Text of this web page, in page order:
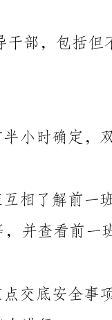
1.交接班记录应详细记录交接班的时间、地点、双方姓名、班次
1.交接班时间：交接班时间应提前半小时确定，双方应按时准时
况，包括产量、水文情况、异常情况等，并查看前一班次填写的交班
4.信息传递：交接班双方应互相传递重要信息，包括工作计划、